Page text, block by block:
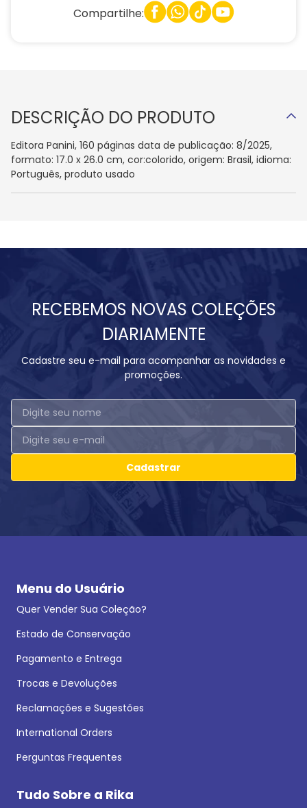
Compartilhe:
DESCRIÇÃO DO PRODUTO
Editora Panini, 160 páginas data de publicação: 8/2025,
formato: 17.0 x 26.0 cm, cor:colorido, origem: Brasil, idioma:
Português, produto usado
RECEBEMOS NOVAS COLEÇÕES
DIARIAMENTE
Cadastre seu e-mail para acompanhar as novidades e
promoções.
Cadastrar
Menu do Usuário
Quer Vender Sua Coleção?
Estado de Conservação
Pagamento e Entrega
Trocas e Devoluções
Reclamações e Sugestões
International Orders
Perguntas Frequentes
Tudo Sobre a Rika